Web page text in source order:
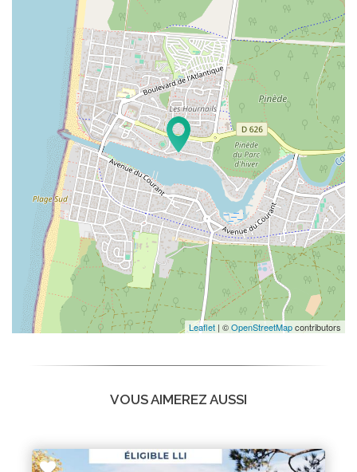
Leaflet | ©OpenStreetMapcontributors
VOUS AIMEREZ AUSSI